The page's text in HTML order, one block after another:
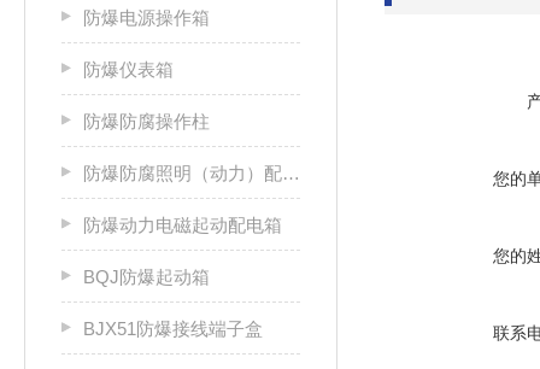
防爆电源操作箱
防爆仪表箱
防爆防腐操作柱
防爆防腐照明（动力）配电箱
防爆动力电磁起动配电箱
BQJ防爆起动箱
BJX51防爆接线端子盒
您的
您的
联系